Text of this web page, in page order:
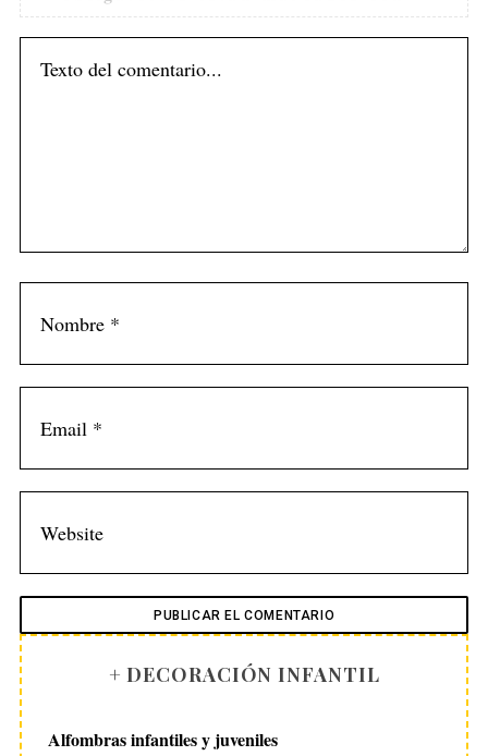
+ DECORACIÓN INFANTIL
Alfombras infantiles y juveniles